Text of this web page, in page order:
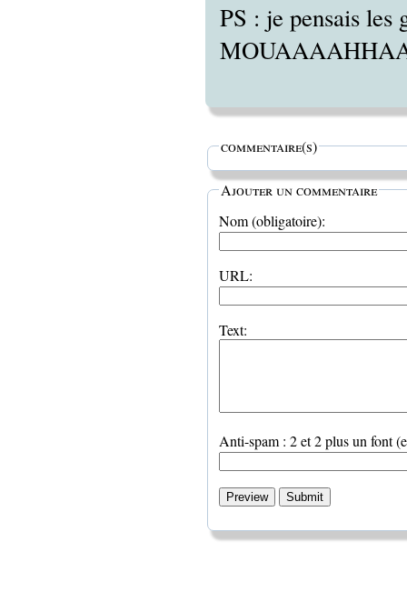
PS : je pensais
commentaire(s)
Ajouter un commentaire
Nom (obligatoire):
URL:
Text:
Anti-spam : 2 et 2 plus un font